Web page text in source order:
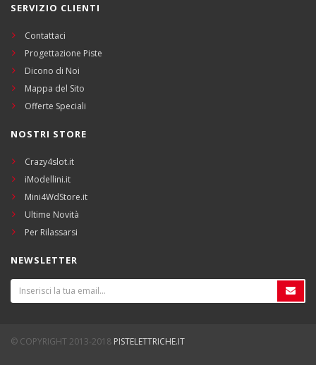
SERVIZIO CLIENTI
Contattaci
Progettazione Piste
Dicono di Noi
Mappa del Sito
Offerte Speciali
NOSTRI STORE
Crazy4slot.it
iModellini.it
Mini4WdStore.it
Ultime Novità
Per Rilassarsi
NEWSLETTER
© COPYRIGHT 2013-2018 PISTELETTRICHE.IT